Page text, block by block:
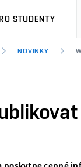
STUDENTY
NOVINKY